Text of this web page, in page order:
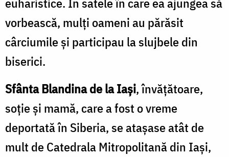
vorbească, mulți oameni au părăsit
cârciumile și participau la slujbele din
biserici.
Sfânta Blandina de la Iași, învățătoare,
soție și mamă, care a fost o vreme
deportată în Siberia, se atașase atât de
mult de Catedrala Mitropolitană din Iași,